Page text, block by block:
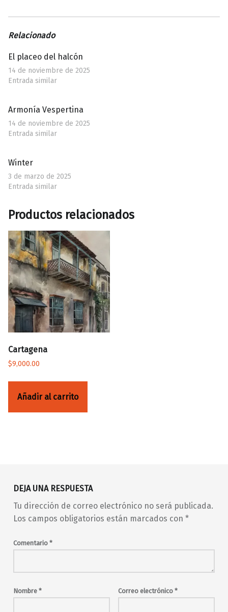
Relacionado
El placeo del halcón
14 de noviembre de 2025
Entrada similar
Armonía Vespertina
14 de noviembre de 2025
Entrada similar
Winter
3 de marzo de 2025
Entrada similar
Productos relacionados
Cartagena
$9,000.00
Añadir al carrito
DEJA UNA RESPUESTA
Tu dirección de correo electrónico no será publicada.
Los campos obligatorios están marcados con *
Comentario *
Nombre * Correo electrónico *